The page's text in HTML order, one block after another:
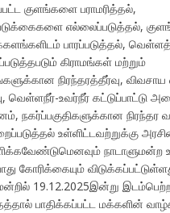
குளங்களை பராமரித்தல்,
எல்லைப்படுத்தல்,
பாரப்படுத்தல்,
கிராமங்கள் மற்றும்
நிரந்தரத்தீர்வு,
வெள்ளநீர்-உவர்நீர் கட்டுப்பாட்டு
நகர்ப்பகுதிகளுக்கான நிரந்தர
உள்ளிட்டவற்றுக்கு
நாடாளுமன்ற
கோரிக்கையும்
19.12.2025இன்று
பாதிக்கப்பட்ட மக்களின்